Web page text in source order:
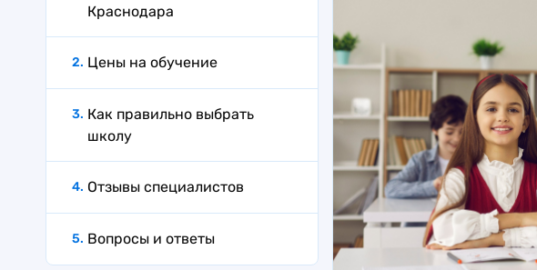
Краснодара
Цены на обучение
Как правильно выбрать
школу
Отзывы специалистов
Вопросы и ответы